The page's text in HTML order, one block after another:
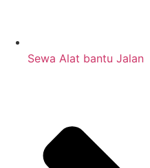
Sewa Alat bantu Jalan